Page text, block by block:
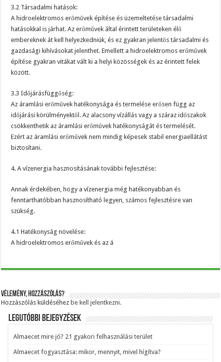
3.2 Társadalmi hatások:
A hidroelektromos erőművek építése és üzemeltetése társadalmi
hatásokkal is járhat. Az erőművek által érintett területeken élő
embereknek át kell helyezkedniük, és ez gyakran jelentős társadalmi és
gazdasági kihívásokat jelenthet. Emellett a hidroelektromos erőművek
építése gyakran vitákat vált ki a helyi közösségek és az érintett felek
között.
3.3 Időjárásfüggőség:
Az áramlási erőművek hatékonysága és termelése erősen függ az
időjárási körülményektől. Az alacsony vízállás vagy a száraz időszakok
csökkenthetik az áramlási erőművek hatékonyságát és termelését.
Ezért az áramlási erőművek nem mindig képesek stabil energiaellátást
biztosítani.
4. A vízenergia hasznosításának további fejlesztése:
Annak érdekében, hogy a vízenergia még hatékonyabban és
fenntarthatóbban hasznosítható legyen, számos fejlesztésre van
szükség.
4.1 Hatékonyság növelése:
A hidroelektromos erőművek és az á
Vélemény, hozzászólás?
Hozzászólás küldéséhez be kell jelentkezni.
Legutóbbi bejegyzések
Almaecet mire jó? 21 gyakori felhasználási terület
Almaecet fogyasztása: mikor, mennyit, mivel hígítva?